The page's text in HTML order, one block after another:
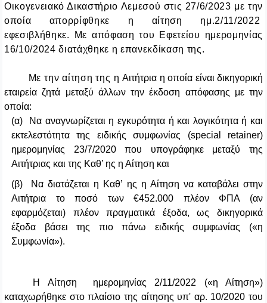
Οικογενειακό Δικαστήριο Λεμεσού στις 27/6/2023 με την
οποία απορρίφθηκε η αίτηση ημ.2/11/2022
εφεσιβλήθηκε. Με απόφαση του Εφετείου ημερομηνίας
16/10/2024 διατάχθηκε η επανεκδίκαση της.
Με την αίτηση της ηΑιτήτρια η οποία είναι δικηγορική
εταιρεία ζητά μεταξύ άλλων την έκδοση απόφασης με την
οποία:
(α) Να αναγνωρίζεται η εγκυρότητα ή και λογικότητα ή και
εκτελεστότητα της ειδικής συμφωνίας (special retainer)
ημερομηνίας 23/7/2020 που υπογράφηκε μεταξύ της
Αιτήτριας και της Καθ’ ης η Αίτηση και
(β) Να διατάζεται η Καθ’ ης η Αίτηση να καταβάλει στην
Αιτήτρια το ποσό των €452.000 πλέον ΦΠΑ (αν
εφαρμόζεται) πλέον πραγματικά έξοδα, ως δικηγορικά
έξοδα βάσει της πιο πάνω ειδικής συμφωνίας («η
Συμφωνία»).
Η Αίτηση ημερομηνίας 2/11/2022 («η Αίτηση»)
καταχωρήθηκε στο πλαίσιο της αίτησης υπ' αρ. 10/2020 του